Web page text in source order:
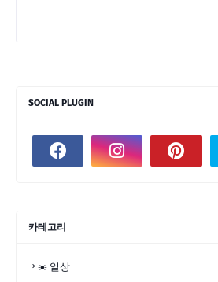
SOCIAL PLUGIN
카테고리
☀️ 일상